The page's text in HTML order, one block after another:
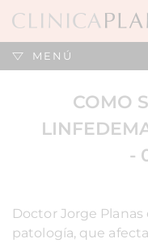
MENÚ
COMO
-
Doctor Jorge
patología, que